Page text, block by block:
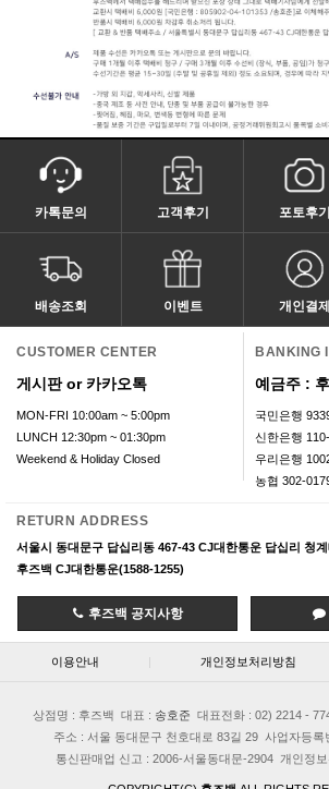
카톡문의 고객후기 포토후기
배송조회 이벤트 개인결제
CUSTOMER CENTER
게시판 or 카카오톡
MON-FRI 10:00am ~ 5:00pm
LUNCH 12:30pm ~ 01:30pm
Weekend & Holiday Closed
BANKING
예금주 :
국민은행
신한은행
우리은행
농협 302-
RETURN ADDRESS
서울시 동대문구 답십리동 467-43 CJ대한통운 답십리 청
후즈백 CJ대한통운(1588-1255)
후즈백 공지사항
이용안내 | 개인정보처리방침
상점명 : 후즈백 대표 : 송호준 대표전화 : 02) 2214 -
주소 : 서울 동대문구 천호대로 83길 29
사업자등록
통신판매업 신고 : 2006-서울동대문-2904
개인정